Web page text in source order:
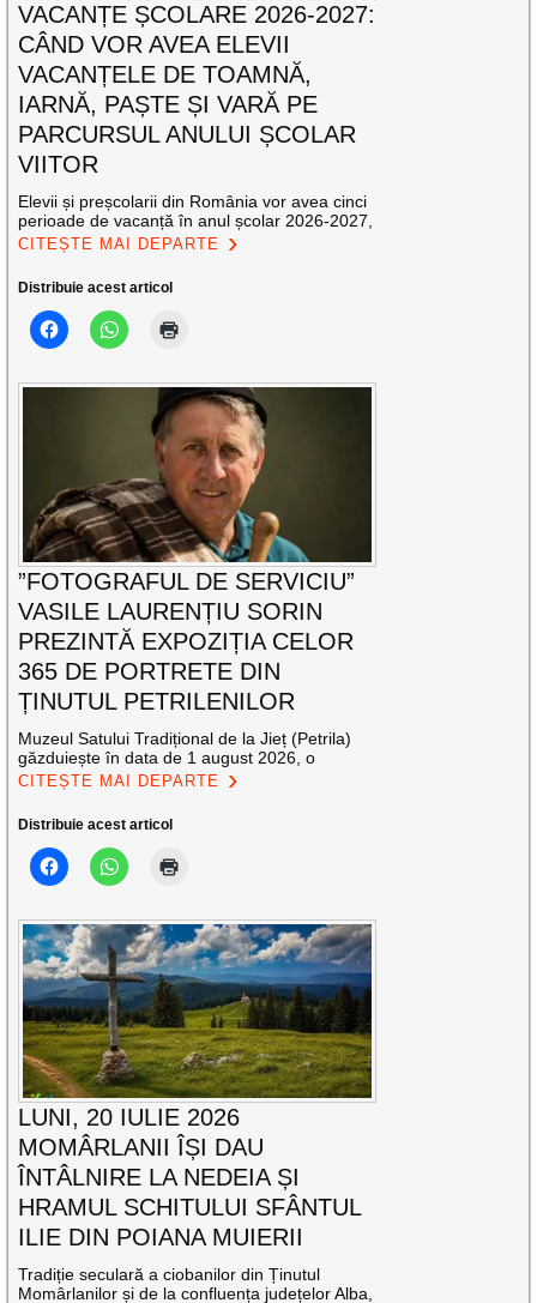
VACANȚE ȘCOLARE 2026-2027:
CÂND VOR AVEA ELEVII
VACANȚELE DE TOAMNĂ,
IARNĂ, PAȘTE ȘI VARĂ PE
PARCURSUL ANULUI ȘCOLAR
VIITOR
Elevii și preșcolarii din România vor avea cinci
perioade de vacanță în anul școlar 2026-2027,
CITEȘTE MAI DEPARTE
Distribuie acest articol
”FOTOGRAFUL DE SERVICIU”
VASILE LAURENȚIU SORIN
PREZINTĂ EXPOZIȚIA CELOR
365 DE PORTRETE DIN
ȚINUTUL PETRILENILOR
Muzeul Satului Tradițional de la Jieț (Petrila)
găzduiește în data de 1 august 2026, o
CITEȘTE MAI DEPARTE
Distribuie acest articol
LUNI, 20 IULIE 2026
MOMÂRLANII ÎȘI DAU
ÎNTÂLNIRE LA NEDEIA ȘI
HRAMUL SCHITULUI SFÂNTUL
ILIE DIN POIANA MUIERII
Tradiție seculară a ciobanilor din Ținutul
Momârlanilor și de la confluența județelor Alba,